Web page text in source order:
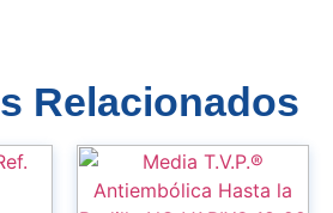
Relacionados